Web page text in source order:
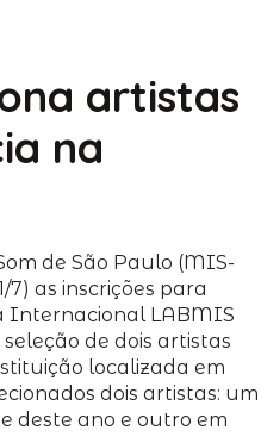
artistas
na
de São Paulo (MIS-
as inscrições para
Internacional LABMIS
seleção de dois artistas
localizada em
dois artistas: um
deste ano e outro em